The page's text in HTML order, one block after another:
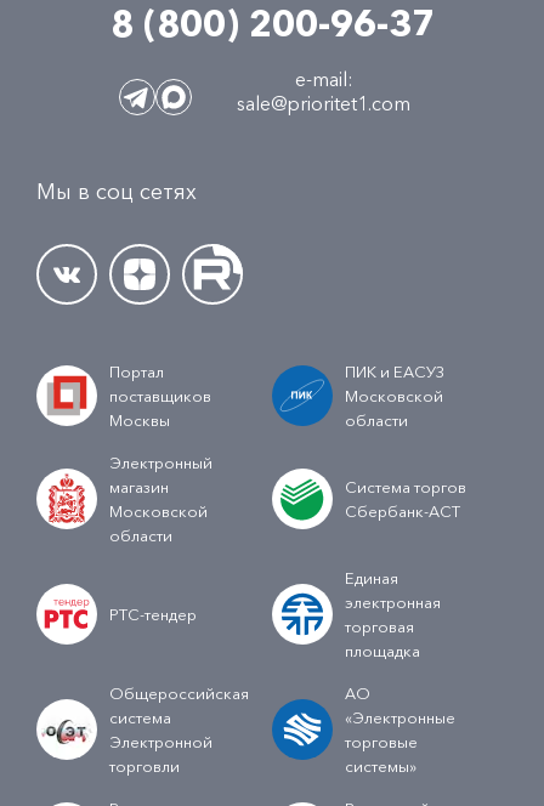
8 (800) 200-96-37
e-mail:
sale@prioritet1.com
Мы в соц сетях
Портал
поставщиков
Москвы
ПИК и ЕАСУЗ
Московской
области
Электронный
магазин
Московской
области
Система торгов
Сбербанк-АСТ
РТС-тендер
Единая
электронная
торговая
площадка
Общероссийская
система
Электронной
торговли
АО
«Электронные
торговые
системы»